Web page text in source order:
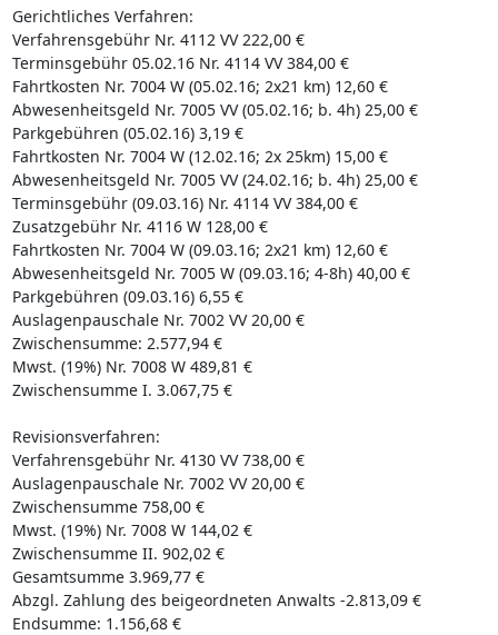
Gerichtliches Verfahren:
Verfahrensgebühr Nr. 4112 VV 222,00 €
Terminsgebühr 05.02.16 Nr. 4114 VV 384,00 €
Fahrtkosten Nr. 7004 W (05.02.16; 2x21 km) 12,60 €
Abwesenheitsgeld Nr. 7005 VV (05.02.16; b. 4h) 25,00 €
Parkgebühren (05.02.16) 3,19 €
Fahrtkosten Nr. 7004 W (12.02.16; 2x 25km) 15,00 €
Abwesenheitsgeld Nr. 7005 VV (24.02.16; b. 4h) 25,00 €
Terminsgebühr (09.03.16) Nr. 4114 VV 384,00 €
Zusatzgebühr Nr. 4116 W 128,00 €
Fahrtkosten Nr. 7004 W (09.03.16; 2x21 km) 12,60 €
Abwesenheitsgeld Nr. 7005 W (09.03.16; 4-8h) 40,00 €
Parkgebühren (09.03.16) 6,55 €
Auslagenpauschale Nr. 7002 VV 20,00 €
Zwischensumme: 2.577,94 €
Mwst. (19%) Nr. 7008 W 489,81 €
Zwischensumme I. 3.067,75 €
Revisionsverfahren:
Verfahrensgebühr Nr. 4130 VV 738,00 €
Auslagenpauschale Nr. 7002 VV 20,00 €
Zwischensumme 758,00 €
Mwst. (19%) Nr. 7008 W 144,02 €
Zwischensumme II. 902,02 €
Gesamtsumme 3.969,77 €
Abzgl. Zahlung des beigeordneten Anwalts -2.813,09 €
Endsumme: 1.156,68 €